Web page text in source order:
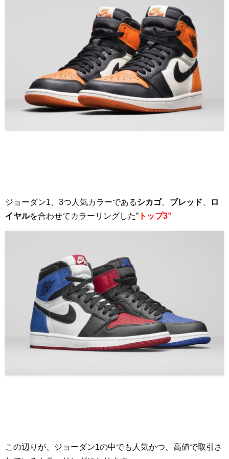
ジョーダン1、3つ人気カラーであるシカゴ、 ブレッド
ロ
イヤルを合わせてカラーリングした” トップ3”
この辺りが、ジョーダン1の中でも人気かつ、高値で取引さ